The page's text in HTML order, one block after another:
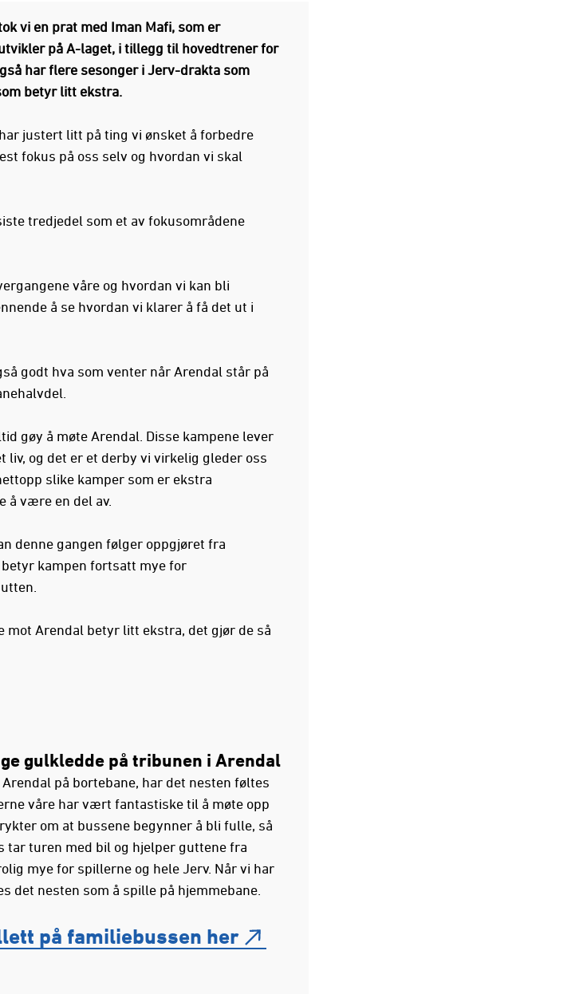
vi en prat med Iman Mafi, som er
på A-laget, i tillegg til hovedtrener for
har flere sesonger i Jerv-drakta som
betyr litt ekstra.
justert litt på ting vi ønsket å forbedre
fokus på oss selv og hvordan vi skal
tredjedel som et av fokusområdene
våre og hvordan vi kan bli
å se hvordan vi klarer å få det ut i
godt hva som venter når Arendal står på
gøy å møte Arendal. Disse kampene lever
liv, og det er et derby vi virkelig gleder oss
slike kamper som er ekstra
å være en del av.
denne gangen følger oppgjøret fra
kampen fortsatt mye for
mot Arendal betyr litt ekstra, det gjør de så
gulkledde på tribunen i Arendal
på bortebane, har det nesten føltes
våre har vært fantastiske til å møte opp
om at bussene begynner å bli fulle, så
tar turen med bil og hjelper guttene fra
mye for spillerne og hele Jerv. Når vi har
det nesten som å spille på hjemmebane.
på familiebussen her